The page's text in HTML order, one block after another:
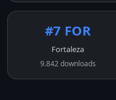
#7 FOR
Fortaleza
9.842 downloads